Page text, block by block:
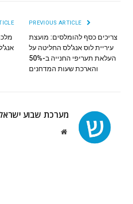
צריכים כסף להומלסים: מועצת
עיריית לוס אנג'לס החליטה על
העלאת תעריפי החנייה ב-50%
והארכת שעות המדחנים
מערכת שבוע
Website